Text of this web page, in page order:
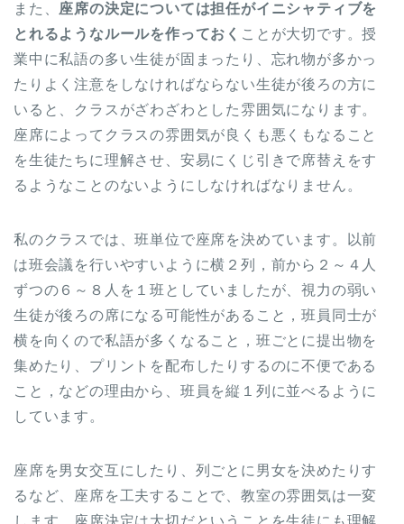
また、 座席の決定については担任がイニシャティブを
とれるようなルールを作っておく ことが大切です。授
業中に私語の多い生徒が固まったり、忘れ物が多かっ
たりよく注意をしなければならない生徒が後ろの方に
いると、クラスがざわざわとした雰囲気になります。
座席によってクラスの雰囲気が良くも悪くもなること
を生徒たちに理解させ、安易にくじ引きで席替えをす
るようなことのないようにしなければなりません。
私のクラスでは、班単位で座席を決めています。以前
は班会議を行いやすいように横２列，前から２～４人
ずつの６～８人を１班としていましたが、視力の弱い
生徒が後ろの席になる可能性があること，班員同士が
横を向くので私語が多くなること，班ごとに提出物を
集めたり、プリントを配布したりするのに不便である
こと，などの理由から、班員を縦１列に並べるように
しています。
座席を男女交互にしたり、列ごとに男女を決めたりす
るなど、座席を工夫することで、教室の雰囲気は一変